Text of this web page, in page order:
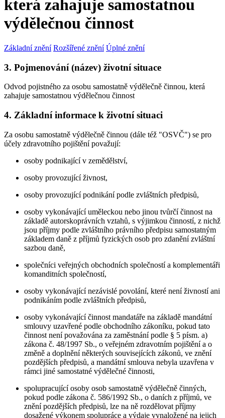
která zahajuje samostatnou
výdělečnou činnost
Základní znění Rozšířené znění Úplné znění
3. Pojmenování (název) životní situace
Odvod pojistného za osobu samostatně výdělečně činnou, která
zahajuje samostatnou výdělečnou činnost
4. Základní informace k životní situaci
Za osobu samostatně výdělečně činnou (dále též "OSVČ") se pro
účely zdravotního pojištění považují:
osoby podnikající v zemědělství,
osoby provozující živnost,
osoby provozující podnikání podle zvláštních předpisů,
osoby vykonávající uměleckou nebo jinou tvůrčí činnost na
základě autorskoprávních vztahů, s výjimkou činností, z nichž
jsou příjmy podle zvláštního právního předpisu samostatným
základem daně z příjmů fyzických osob pro zdanění zvláštní
sazbou daně,
společníci veřejných obchodních společností a komplementáři
komanditních společností,
osoby vykonávající nezávislé povolání, které není živností ani
podnikáním podle zvláštních předpisů,
osoby vykonávající činnost mandatáře na základě mandátní
smlouvy uzavřené podle obchodního zákoníku, pokud tato
činnost není považována za zaměstnání podle § 5 písm. a)
zákona č. 48/1997 Sb., o veřejném zdravotním pojištění a o
změně a doplnění některých souvisejících zákonů, ve znění
pozdějších předpisů, a mandátní smlouva nebyla uzavřena v
rámci jiné samostatné výdělečné činnosti,
spolupracující osoby osob samostatně výdělečně činných,
pokud podle zákona č. 586/1992 Sb., o daních z příjmů, ve
znění pozdějších předpisů, lze na ně rozdělovat příjmy
dosažené výkonem spolupráce a výdaje vynaložené na jejich